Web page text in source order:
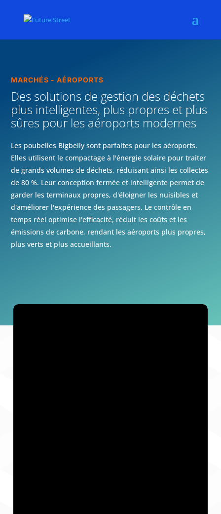
MARCHÉS - AÉROPORTS
Des solutions de gestion des déchets
plus intelligentes, plus propres et plus
sûres pour les aéroports modernes
Les poubelles Bigbelly sont parfaites pour les aéroports.
Elles utilisent le compactage à l'énergie solaire pour traiter
de grands volumes de déchets, réduisant ainsi les collectes
de 80 %. Leur conception fermée et intelligente permet de
garder les terminaux propres, d'éloigner les nuisibles et
d'améliorer l'expérience des passagers. Le contrôle en
temps réel optimise l'efficacité, réduit les coûts et les
émissions de carbone, rendant les aéroports plus propres,
plus verts et plus accueillants.